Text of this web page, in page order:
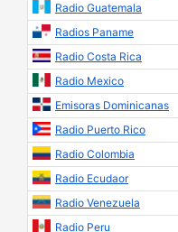
Radio Guatemala
Radios Paname
Radio Costa Rica
Radio Mexico
Emisoras Dominicanas
Radio Puerto Rico
Radio Colombia
Radio Ecudaor
Radio Venezuela
Radio Peru